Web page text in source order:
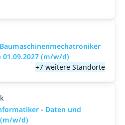
(m/w/d)
+7 weitere Standorte
- Daten und
(m/w/d)